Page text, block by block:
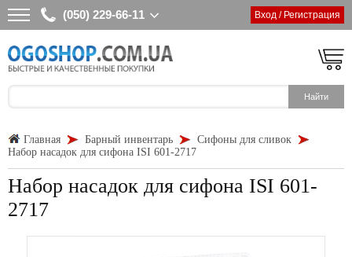
(050) 229-66-11 Вход / Регистрация
Главная Барный инвентарь
Сифоны для сливок
Набор насадок для сифона ISI 601-2717
Набор насадок для сифона ISI 601-
2717